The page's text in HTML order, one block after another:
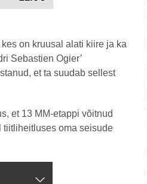
on kruusal alati kiire ja ka
Sebastien Ogier’
et ta suudab sellest
et 13 MM-etappi võitnud
tiitliheitluses oma seisude